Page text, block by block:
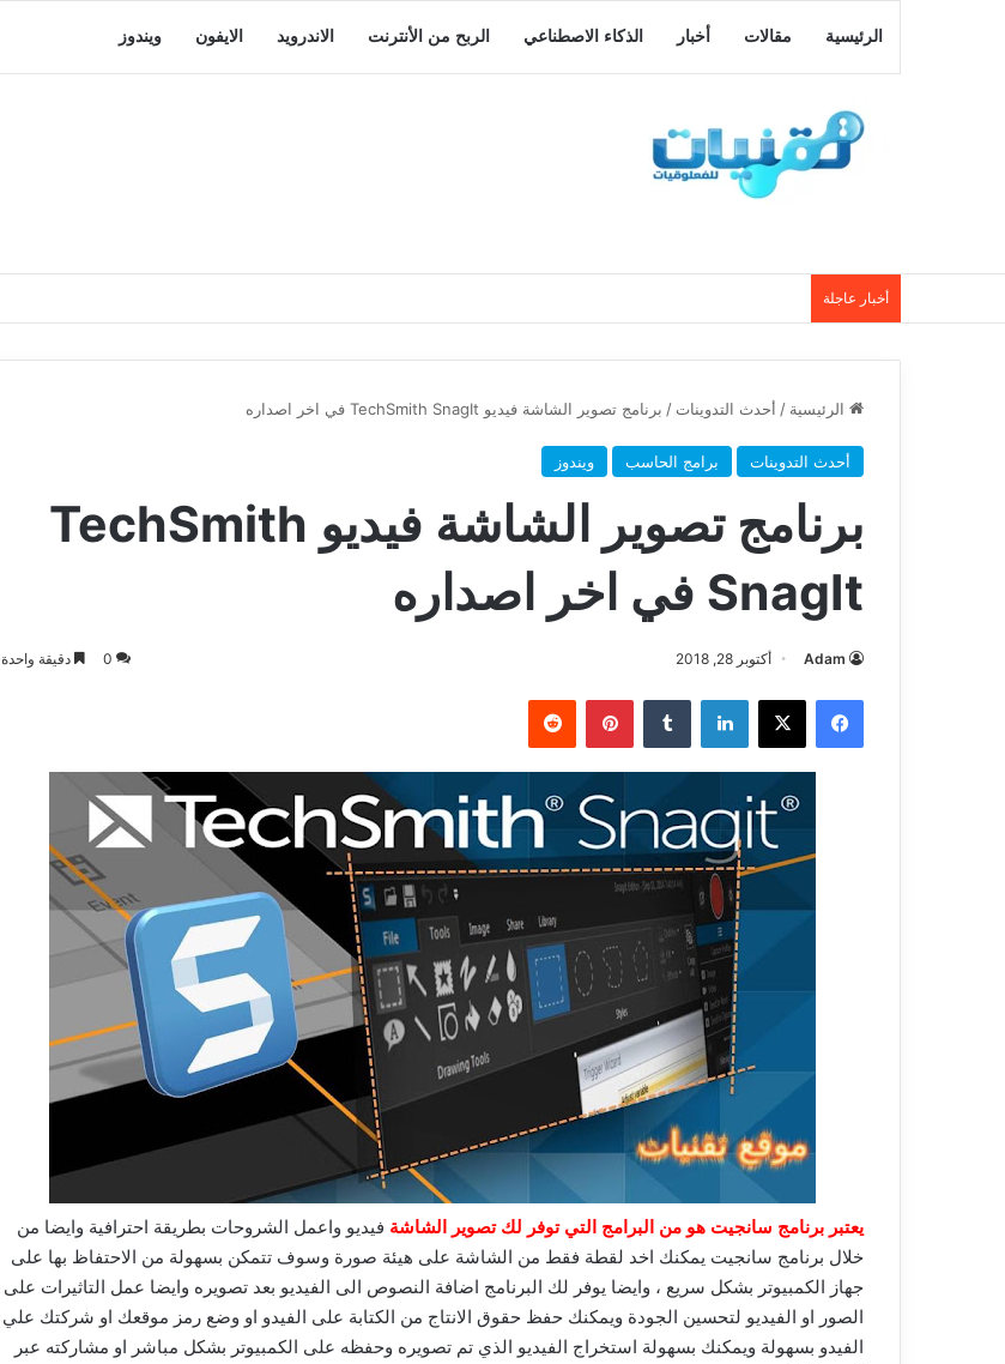
الرئيسية مقالات أخبار الذكاء الاصطناعي الربح من الأنترنت الاندرويد الايفون ويندوز
أخبار عاجلة
الرئيسية / أحدث التدوينات / برنامج تصوير الشاشة فيديو TechSmith SnagIt في اخر اصداره
أحدث التدوينات برامج الحاسب ويندوز
برنامج تصوير الشاشة فيديو TechSmith
SnagIt في اخر اصداره
Adam أكتوبر 28, 2018 0 دقيقة واحدة
فيسبوك ‫X لينكدإن بينتيريست
يعتبر برنامج سانجيت هو من البرامج التي توفر لك تصوير الشاشة فيديو واعمل الشروحات بطريقة احترافية وايضا من
خلال برنامج سانجيت يمكنك اخد لقطة فقط من الشاشة على هيئة صورة وسوف تتمكن بسهولة من الاحتفاظ بها على
جهاز الكمبيوتر بشكل سريع ، وايضا يوفر لك البرنامج اضافة النصوص الى الفيديو بعد تصويره وايضا عمل التاثيرات على
الصور او الفيديو لتحسين الجودة ويمكنك حفظ حقوق الانتاج من الكتابة على الفيدو او وضع رمز موقعك او شركتك علي
الفيدو بسهولة ويمكنك بسهولة استخراج الفيديو الذي تم تصويره وحفظه على الكمبيوتر بشكل مباشر او مشاركته عبر